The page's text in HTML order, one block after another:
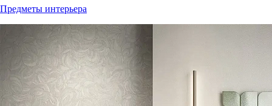
Предметы интерьера